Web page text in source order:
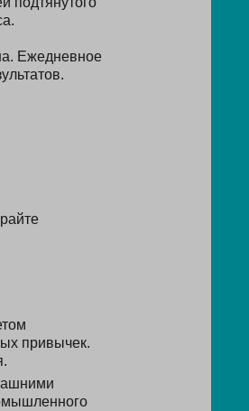
Ежедневное
привычек.